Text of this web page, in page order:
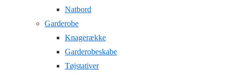
Natbord
Garderobe
Knagerække
Garderobeskabe
Tøjstativer